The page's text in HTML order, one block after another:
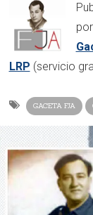
LRP (servicio
GACETA FJA